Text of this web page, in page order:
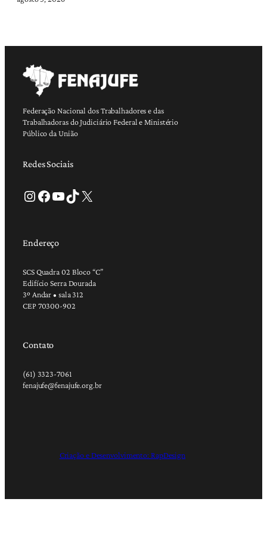
Federação Nacional dos Trabalhadores e das
Trabalhadoras do Judiciário Federal e Ministério
Público da União
Redes Sociais
Instagram Facebook Youtube TikTok X
Endereço
SCS Quadra 02 Bloco “C”
Edifício Serra Dourada
3º Andar • sala 312
CEP 70300-902
Contato
(61) 3323-7061
fenajufe@fenajufe.org.br
Criação e Desenvolvimento: RapDesign